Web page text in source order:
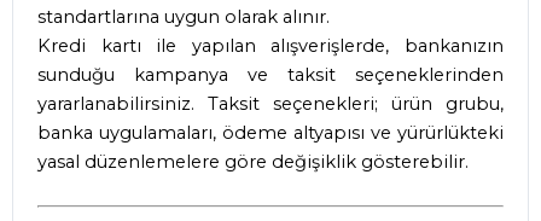
standartlarına uygun olarak alınır.
Kredi kartı ile yapılan alışverişlerde, bankanızın
sunduğu kampanya ve taksit seçeneklerinden
yararlanabilirsiniz. Taksit seçenekleri; ürün grubu,
banka uygulamaları, ödeme altyapısı ve yürürlükteki
yasal düzenlemelere göre değişiklik gösterebilir.